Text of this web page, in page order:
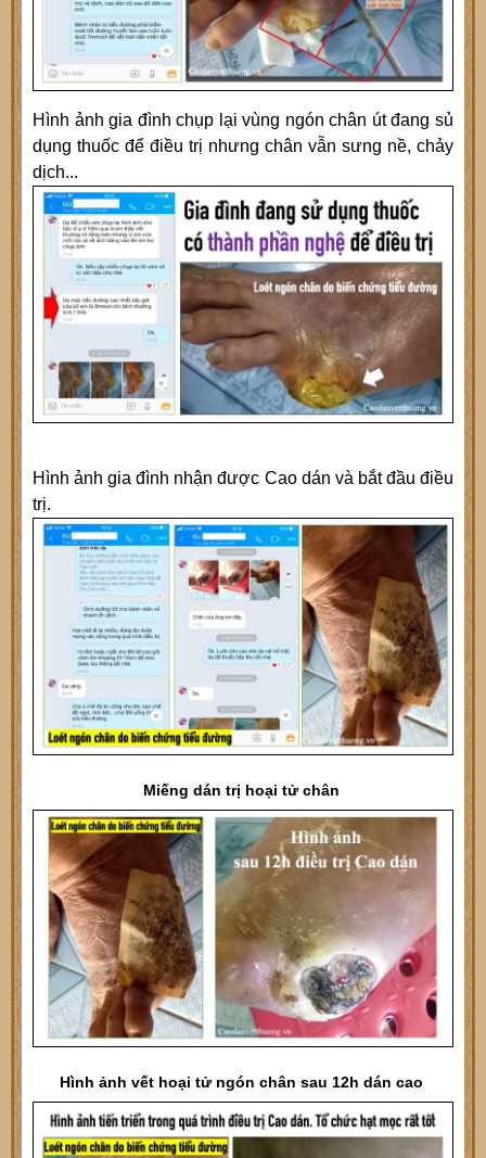
Hình ảnh gia đình chụp lại vùng ngón chân út đang sủ
dụng thuốc để điều trị nhưng chân vẫn sưng nề, chảy
dịch...
Hình ảnh gia đình nhận được Cao dán và bắt đầu điều
trị.
Miếng dán trị hoại tử chân
Hình ảnh vết hoại tử ngón chân sau 12h dán cao